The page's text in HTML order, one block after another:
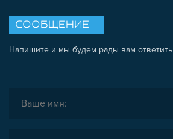
СООБЩЕНИЕ
Напишите и мы будем рады вам ответить